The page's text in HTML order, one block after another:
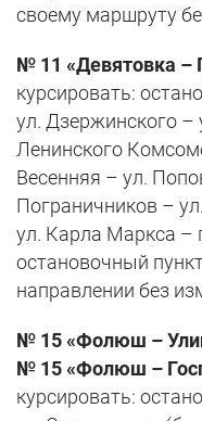
своему маршруту
№ 11 «Девятовка –
курсировать:
ул. Дзержинского –
Ленинского
Весенняя – ул.
Пограничников –
ул. Карла Маркса –
остановочный
направлении без
№ 15 «Фолюш –
№ 15 «Фолюш –
курсировать: